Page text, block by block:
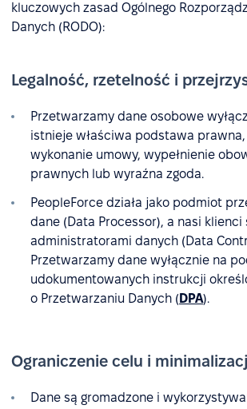
kluczowych zasad Ogólnego
Danych (RODO):
Legalność, rzetelność i
Przetwarzamy dane osobowe
istnieje właściwa podstawa
wykonanie umowy, wypełnienie
prawnych lub wyraźna zgoda.
PeopleForce działa jako podmiot
dane (Data Processor), a nasi klienci
administratorami danych (Data
Przetwarzamy dane wyłącznie na
udokumentowanych instrukcji
o Przetwarzaniu Danych ( DPA).
Ograniczenie celu i
Dane są gromadzone i